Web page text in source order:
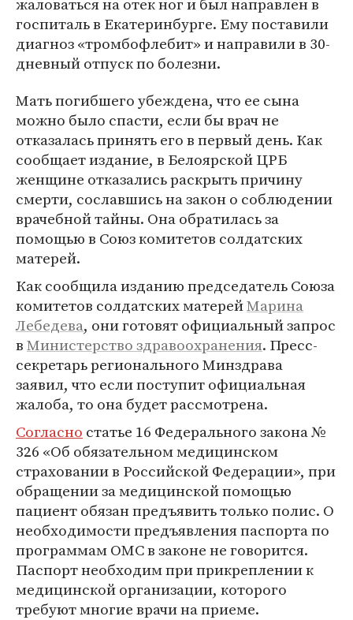
госпиталь в Екатеринбурге. Ему поставили
диагноз «тромбофлебит» и направили в 30-
дневный отпуск по болезни.
Мать погибшего убеждена, что ее сына
можно было спасти, если бы врач не
отказалась принять его в первый день. Как
сообщает издание, в Белоярской ЦРБ
женщине отказались раскрыть причину
смерти, сославшись на закон о соблюдении
врачебной тайны. Она обратилась за
помощью в Союз комитетов солдатских
матерей.
Как сообщила изданию председатель Союза
комитетов солдатских матерейМарина
Лебедева, они готовят официальный запрос
вМинистерство здравоохранения. Пресс-
секретарь регионального Минздрава
заявил, что если поступит официальная
жалоба, то она будет рассмотрена.
Согласно статье 16 Федерального закона №
326 «Об обязательном медицинском
страховании в Российской Федерации», при
обращении за медицинской помощью
пациент обязан предъявить только полис. О
необходимости предъявления паспорта по
программам ОМС в законе не говорится.
Паспорт необходим при прикреплении к
медицинской организации, которого
требуют многие врачи на приеме.